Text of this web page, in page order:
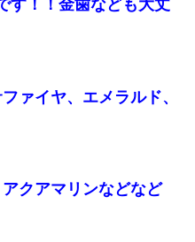
す！！金歯なども大丈
ァイヤ、エメラルド、
クアマリンなどなど